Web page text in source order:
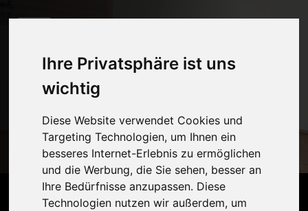
Ihre Privatsphäre ist uns
wichtig
Diese Website verwendet Cookies und
Targeting Technologien, um Ihnen ein
besseres Internet-Erlebnis zu ermöglichen
und die Werbung, die Sie sehen, besser an
Ihre Bedürfnisse anzupassen. Diese
Technologien nutzen wir außerdem, um
Flexibility Sequenz:
Entwickle Deine
Flexibilität
27 min* Dr. Ronald Steiner* Anna Strob
Abspielen Beenden